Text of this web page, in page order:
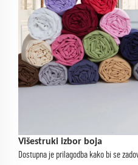
Višestruki izbor boja
Dostupna je prilagodba kako bi se